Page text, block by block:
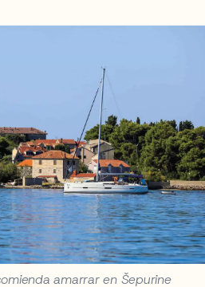
amarrar en Šepurine